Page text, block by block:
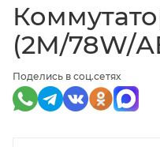
Поделись в соц.сетях
(2М/78W/